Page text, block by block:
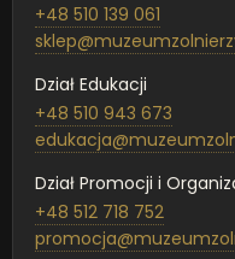
+48 510 139 061
Dział Edukacji
+48 510 943 673
Dział Promocji i
+48 512 718 752